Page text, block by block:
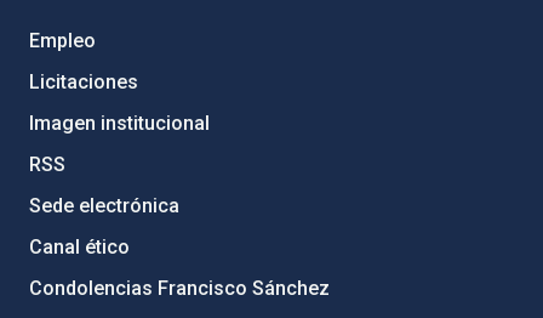
Empleo
Licitaciones
Imagen institucional
RSS
Sede electrónica
Canal ético
Condolencias Francisco Sánchez